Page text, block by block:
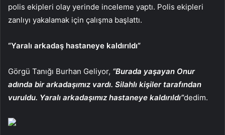
polis ekipleri olay yerinde inceleme yaptı. Polis ekipleri
zanlıyı yakalamak için çalışma başlattı.
“Yaralı arkadaş hastaneye kaldırıldı”
Görgü Tanığı Burhan Geliyor, “Burada yaşayan Onur
adında bir arkadaşımız vardı. Silahlı kişiler tarafından
vuruldu. Yaralı arkadaşımız hastaneye kaldırıldı”dedim.